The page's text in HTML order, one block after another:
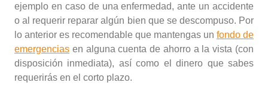
ejemplo en caso de una enfermedad, ante un accidente
o al requerir reparar algún bien que se descompuso. Por
lo anterior es recomendable que mantengas un fondo de
emergencias en alguna cuenta de ahorro a la vista (con
disposición inmediata), así como el dinero que sabes
requerirás en el corto plazo.